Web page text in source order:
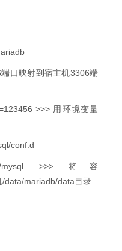
口映射到宿主机3306端
>>> 用环境变量
conf.d
lib/mysql >>> 将容
data/mariadb/data目录